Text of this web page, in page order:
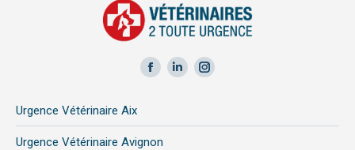
Facebook
in
LinkedInInstagram
Urgence Vétérinaire Aix
Urgence Vétérinaire Avignon